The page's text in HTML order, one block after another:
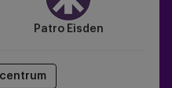
Patro Eisden